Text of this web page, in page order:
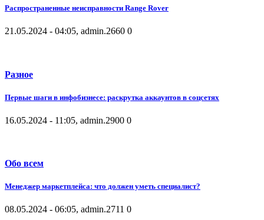
Распространенные неисправности Range Rover
21.05.2024 - 04:05, admin.2660 0
Разное
Первые шаги в инфобизнесе: раскрутка аккаунтов в соцсетях
16.05.2024 - 11:05, admin.2900 0
Обо всем
Менеджер маркетплейса: что должен уметь специалист?
08.05.2024 - 06:05, admin.2711 0